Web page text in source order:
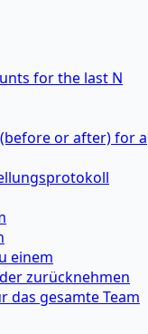
for the last N
or after) for a
einem
zurücknehmen
das gesamte Team